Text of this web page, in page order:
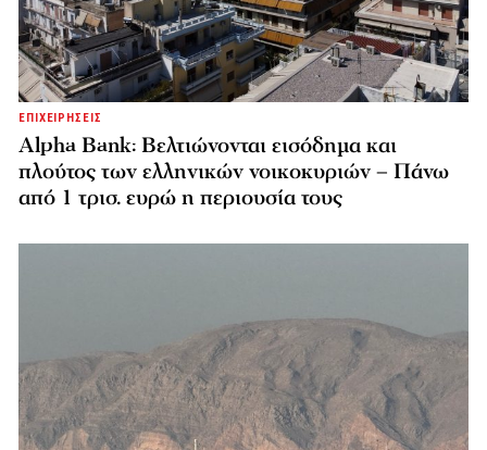
ΕΠΙΧΕΙΡΗΣΕΙΣ
Alpha Bank: Βελτιώνονται εισόδημα και
πλούτος των ελληνικών νοικοκυριών – Πάνω
από 1 τρισ. ευρώ η περιουσία τους